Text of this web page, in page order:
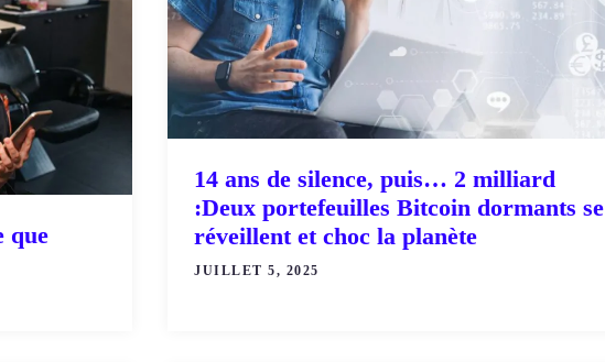
que
14 ans de silence, puis… 2 milliard
:Deux portefeuilles Bitcoin dormants se
réveillent et choc la planète
JUILLET 5, 2025